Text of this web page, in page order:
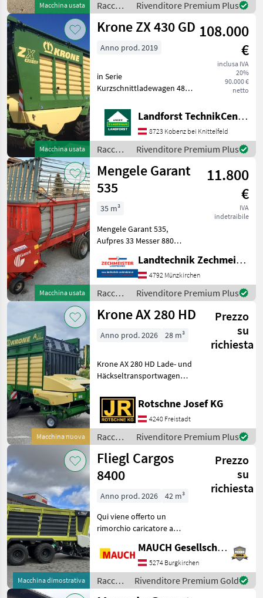
Macchina usata
Euro Numero di
Raccolta
mangimi
/
Rivenditore Premium Plus
Macchina usata
Krone ZX 430 GD 108.000
€
inclusa IVA
20%
90.000 €
netto
Anno prod. 2019
in Serie
Kurzschnittladewagen 48
Dosierwalzen
Laderaumabdeckung
ISOBUS Bedienung ohne
Terminal bewegliche
vordere Stirnwand
hydraulisches Fahrwe
Landforst TechnikCenter Knittelfeld
8723 Kobenz bei Knittelfeld
Raccolta
mangimi
/ Krone
Rivenditore Premium Plus
Macchina usata
Mengele Garant
535
11.800
€
IVA
indetraibile
35 m³
Mengele Garant 535,
Aufpres 33 Messer 880
(configurazione): Asse
tandem, Asse tandem,
Protezione lame, Cartellino
del prezzo, Timone
articolato, Cofano pos
Landtechnik Zechmeister GmbH & Co KG
4792 Münzkirchen
Raccolta
mangimi
/
Rivenditore Premium Plus
Macchina nuova
Krone AX 280 HD
Prezzo
su
richiesta
Anno prod. 2026 28 m³
Krone AX 280 HD Lade- und
Häckseltransportwagen
Walzen Tandemaggregat
mit hydraulischem
Ausgleich, 16 t Schneidwerk
mit 32 Messern Messergr
Rotschne Josef KG
4240 Freistadt
Raccolta
mangimi
/ Krone
Rivenditore Premium Plus
Macchina dimostrativa
Fliegl Cargos
8400
Prezzo
su
richiesta
Anno prod. 2026
42 m³
Qui viene offerto un
rimorchio caricatore a
8400. Dotazione: - circa 120
viaggi - Volume di carico 41,
5 m³ (83 m³ con
compressione media
MAUCH Gesellschaft m.b.H. & Co.KG
5274 Burgkirchen
Raccolta
mangimi
Rivenditore Premium Gold